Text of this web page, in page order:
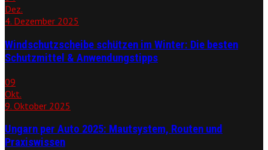
Dez.
4. Dezember 2025
Windschutzscheibe schützen im Winter: Die besten
Schutzmittel & Anwendungstipps
09
Okt.
9. Oktober 2025
Ungarn per Auto 2025: Mautsystem, Routen und
Praxiswissen